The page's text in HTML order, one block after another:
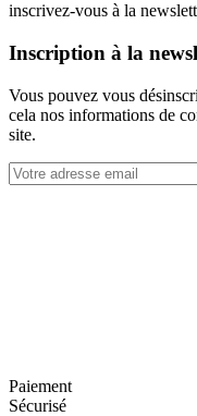
inscrivez-vous à la
Inscription à la
Vous pouvez vous
cela nos informations de
site.
Paiement
Sécurisé